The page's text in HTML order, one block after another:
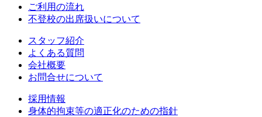
ご利用の流れ
不登校の出席扱いについて
スタッフ紹介
よくある質問
会社概要
お問合せについて
採用情報
身体的拘束等の適正化のための指針